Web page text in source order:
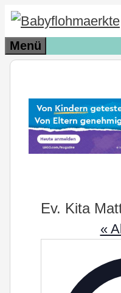
Zum
Inhalt
springen
Menü
Ev. Kita
«